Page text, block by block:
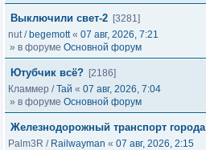
Выключили свет-2 [3281]
nut/ begemott« 07 авг, 2026, 7:21
» в форуме Основной форум
Ютубчик всё? [2186]
Кламмер /Тай « 07 авг, 2026, 7:04
» в форуме Основной форум
Железнодорожный транспорт города
Palm3R / Railwayman « 07 авг, 2026, 2:15